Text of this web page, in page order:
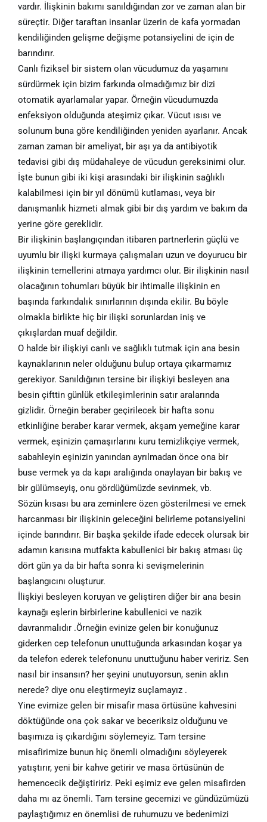
vardır. İlişkinin bakımı sanıldığından zor ve zaman alan bir
süreçtir. Diğer taraftan insanlar üzerin de kafa yormadan
kendiliğinden gelişme değişme potansiyelini de için de
barındırır.
Canlı fiziksel bir sistem olan vücudumuz da yaşamını
sürdürmek için bizim farkında olmadığımız bir dizi
otomatik ayarlamalar yapar. Örneğin vücudumuzda
enfeksiyon olduğunda ateşimiz çıkar. Vücut ısısı ve
solunum buna göre kendiliğinden yeniden ayarlanır. Ancak
zaman zaman bir ameliyat, bir aşı ya da antibiyotik
tedavisi gibi dış müdahaleye de vücudun gereksinimi olur.
İşte bunun gibi iki kişi arasındaki bir ilişkinin sağlıklı
kalabilmesi için bir yıl dönümü kutlaması, veya bir
danışmanlık hizmeti almak gibi bir dış yardım ve bakım da
yerine göre gereklidir.
Bir ilişkinin başlangıçından itibaren partnerlerin güçlü ve
uyumlu bir ilişki kurmaya çalışmaları uzun ve doyurucu bir
ilişkinin temellerini atmaya yardımcı olur. Bir ilişkinin nasıl
olacağının tohumları büyük bir ihtimalle ilişkinin en
başında farkındalık sınırlarının dışında ekilir. Bu böyle
olmakla birlikte hiç bir ilişki sorunlardan iniş ve
çıkışlardan muaf değildir.
O halde bir ilişkiyi canlı ve sağlıklı tutmak için ana besin
kaynaklarının neler olduğunu bulup ortaya çıkarmamız
gerekiyor. Sanıldığının tersine bir ilişkiyi besleyen ana
besin çifttin günlük etkileşimlerinin satır aralarında
gizlidir. Örneğin beraber geçirilecek bir hafta sonu
etkinliğine beraber karar vermek, akşam yemeğine karar
vermek, eşinizin çamaşırlarını kuru temizlikçiye vermek,
sabahleyin eşinizin yanından ayrılmadan önce ona bir
buse vermek ya da kapı aralığında onaylayan bir bakış ve
bir gülümseyiş, onu gördüğümüzde sevinmek, vb.
Sözün kısası bu ara zeminlere özen gösterilmesi ve emek
harcanması bir ilişkinin geleceğini belirleme potansiyelini
içinde barındırır. Bir başka şekilde ifade edecek olursak bir
adamın karısına mutfakta kabullenici bir bakış atması üç
dört gün ya da bir hafta sonra ki sevişmelerinin
başlangıcını oluşturur.
İlişkiyi besleyen koruyan ve geliştiren diğer bir ana besin
kaynağı eşlerin birbirlerine kabullenici ve nazik
davranmalıdır .Örneğin evinize gelen bir konuğunuz
giderken cep telefonun unuttuğunda arkasından koşar ya
da telefon ederek telefonunu unuttuğunu haber veririz. Sen
nasıl bir insansın? her şeyini unutuyorsun, senin aklın
nerede? diye onu eleştirmeyiz suçlamayız .
Yine evimize gelen bir misafir masa örtüsüne kahvesini
döktüğünde ona çok sakar ve beceriksiz olduğunu ve
başımıza iş çıkardığını söylemeyiz. Tam tersine
misafirimize bunun hiç önemli olmadığını söyleyerek
yatıştırır, yeni bir kahve getirir ve masa örtüsünün de
hemencecik değiştiririz. Peki eşimiz eve gelen misafirden
daha mı az önemli. Tam tersine gecemizi ve gündüzümüzü
paylaştığımız en önemlisi de ruhumuzu ve bedenimizi